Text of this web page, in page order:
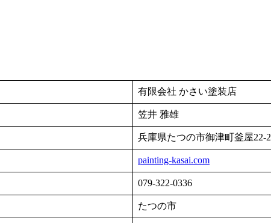
有限会社 かさい塗装店
笠井 雅雄
兵庫県たつの市御津町釜屋22-2
painting-kasai.com
079-322-0336
たつの市